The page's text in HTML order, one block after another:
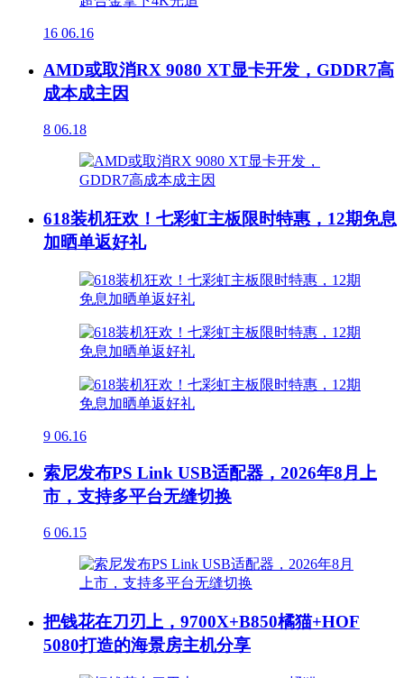
16 06.16
AMD或取消RX 9080 XT显卡开发，GDDR7高
成本成主因
8 06.18
618装机狂欢！七彩虹主板限时特惠，12期免息
加晒单返好礼
9 06.16
索尼发布PS Link USB适配器，2026年8月上
市，支持多平台无缝切换
6 06.15
把钱花在刀刃上，9700X+B850橘猫+HOF
5080打造的海景房主机分享